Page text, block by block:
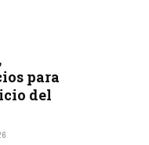
para
del